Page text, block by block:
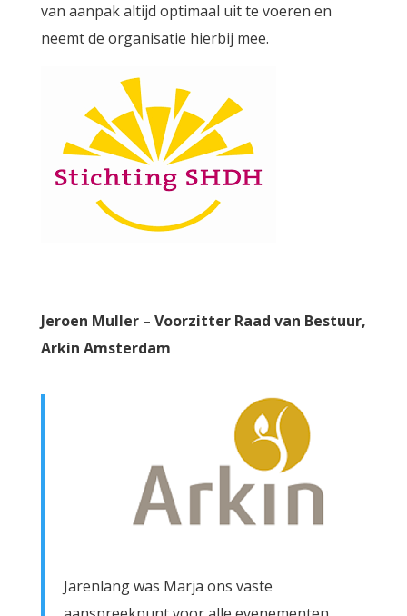
van aanpak altijd optimaal uit te voeren en
neemt de organisatie hierbij mee.
Jeroen Muller – Voorzitter Raad van Bestuur,
Arkin Amsterdam
Jarenlang was Marja ons vaste